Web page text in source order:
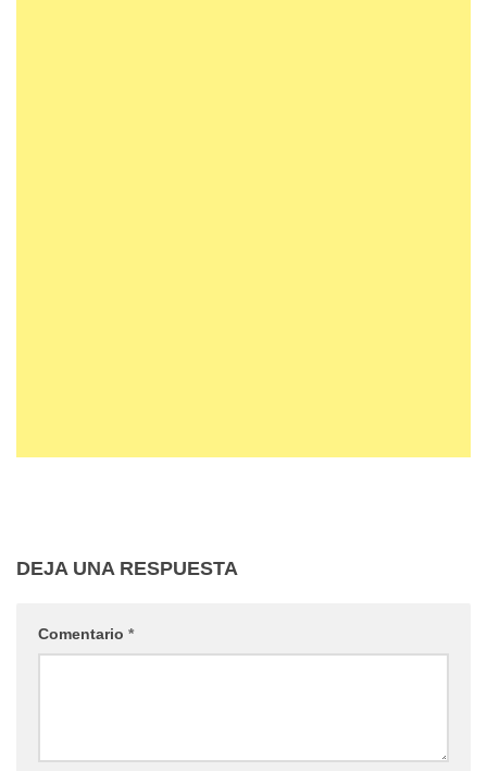
DEJA UNA RESPUESTA
Comentario *